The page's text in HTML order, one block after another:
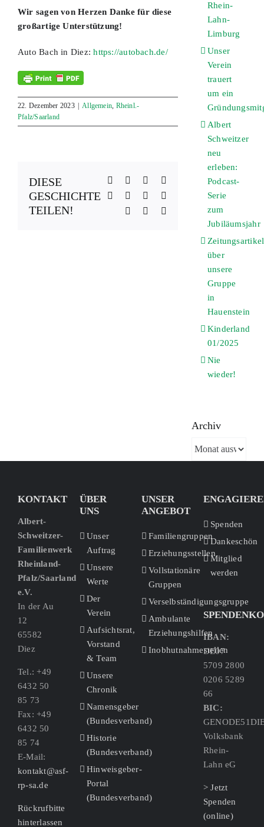
Wir sagen von Herzen Danke für diese
großartige Unterstützung!
Auto Bach in Diez:https://autobach.de/
22. Dezember 2023 Allgemein, Rheinl.-
Pfalz/Saarland
DIESE
GESCHICHTE
TEILEN!
Facebook Reddit
WhatsAppTelegram
Tumblr
Xing
Rhein-
Lahn-
Limburg
Unser
Verein
trauert
um ein
Albert
Schweitzer
neu
erleben:
Podcast-
Serie
zum
Jubiläumsjahr
Zeitungsartikel
über
unsere
Gruppe
in
Hauenstein
Kinderland
01/2025
Nie
wieder!
Archiv
Archiv
KONTAKT
Albert-
Schweitzer-
Familienwerk
Rheinland-
Pfalz/Saarland
e.V.
In der Au
12
65582
Diez
Tel.: +49
6432 50
85 73
Fax: +49
6432 50
85 74
E-Mail:
kontakt@asf-
rp-sa.de
Rückrufbitte
hinterlassen
ÜBER
UNS
Unser
Auftrag
Unsere
Werte
Der
Verein
Aufsichtsrat,
Vorstand
& Team
Unsere
Chronik
Namensgeber
(Bundesverband)
Historie
(Bundesverband)
Hinweisgeber-
Portal
(Bundesverband)
UNSER
ANGEBOT
Familiengruppen
Erziehungsstellen
Vollstationäre
Gruppen
Verselbständigungsgruppe
Ambulante
Erziehungshilfen
Inobhutnahmestellen
Spenden
Dankeschön
Mitglied
werden
IBAN:
DE07
5709 2800
0206 5289
66
BIC:
Volksbank
Rhein-
Lahn eG
> Jetzt
Spenden
(online)